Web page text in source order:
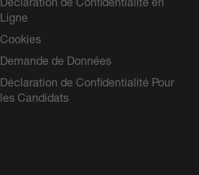
Ligne
Cookies
Demande de Données
Déclaration de Confidentialité Pour
les Candidats